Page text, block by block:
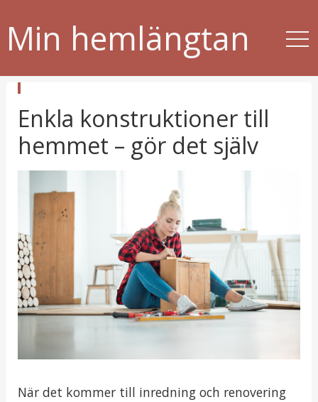
Min hemlängtan
u
b
i
c
e
a
t
Enkla konstruktioner till
hemmet – gör det själv
När det kommer till inredning och renovering